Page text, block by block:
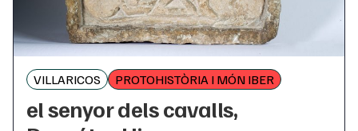
VILLARICOS PROTOHISTÒRIA I MÓN IBER
el senyor dels cavalls,